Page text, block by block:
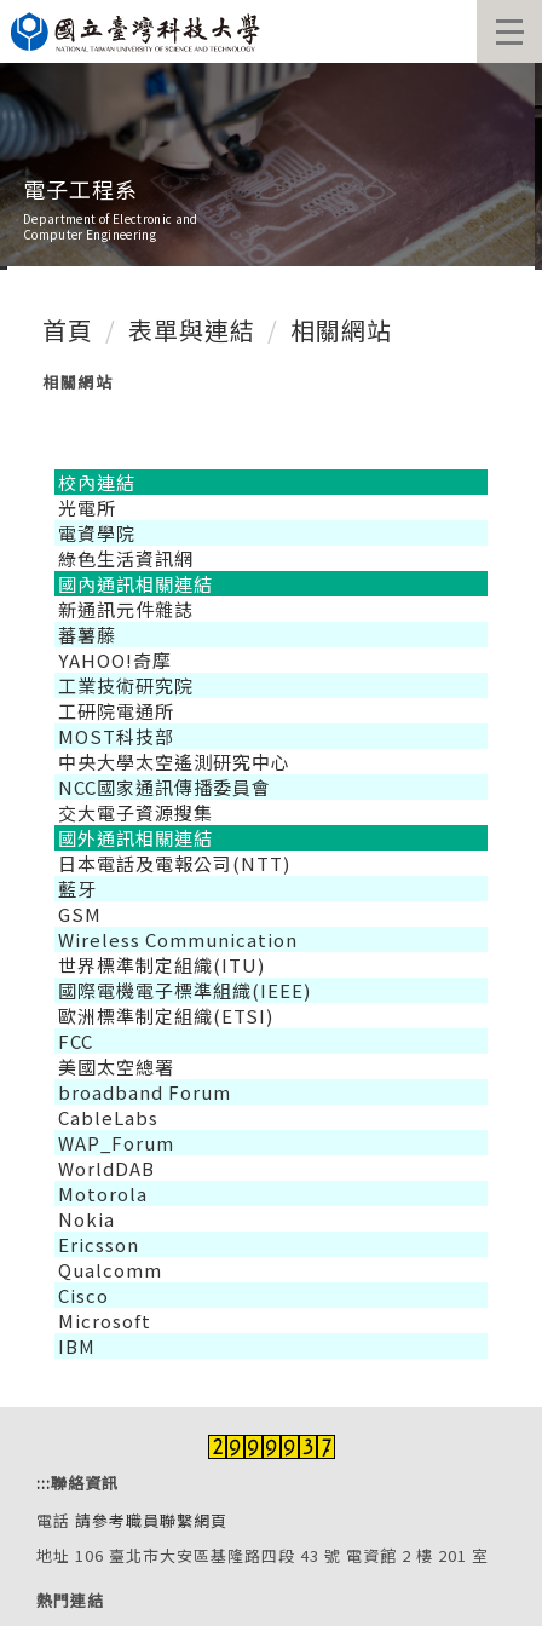
跳
到
主
要
內
容
區
電子工程系
Department of Electronic and
Computer Engineering
首頁 表單與連結 相關網站
相關網站
校內連結
光電所
電資學院
綠色生活資訊網
國內通訊相關連結
新通訊元件雜誌
蕃薯藤
YAHOO!奇摩
工業技術研究院
工研院電通所
MOST科技部
中央大學太空遙測研究中心
NCC國家通訊傳播委員會
交大電子資源搜集
國外通訊相關連結
日本電話及電報公司(NTT)
藍牙
GSM
Wireless Communication
世界標準制定組織(ITU)
國際電機電子標準組織(IEEE)
歐洲標準制定組織(ETSI)
FCC
美國太空總署
broadband Forum
CableLabs
WAP_Forum
WorldDAB
Motorola
Nokia
Ericsson
Qualcomm
Cisco
Microsoft
IBM
:::聯絡資訊
電話 請參考職員聯繫網頁
地址 106 臺北市大安區基隆路四段 43 號 電資館 2 樓 201 室
熱門連結